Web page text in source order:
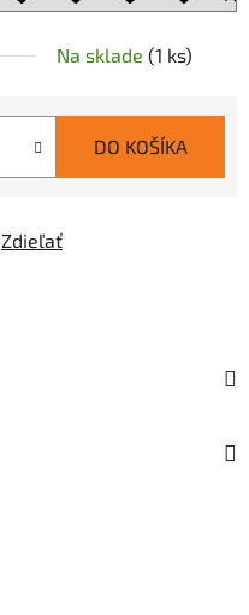
Na sklade (1 ks)
DO KOŠÍKA
Zdieľať